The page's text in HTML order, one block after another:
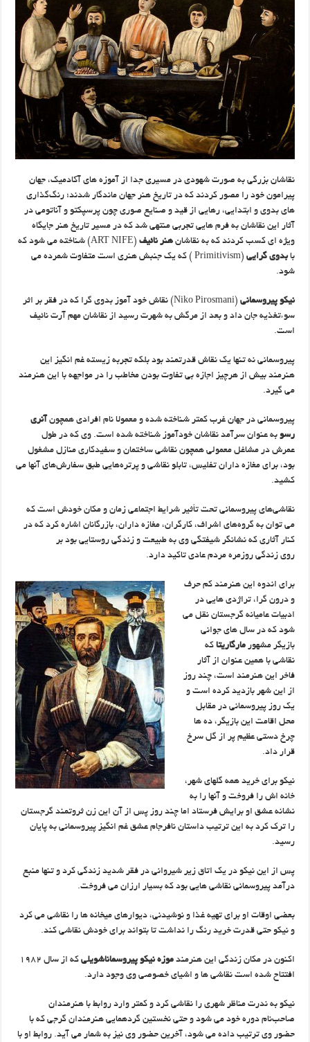
نقاشان بزرگی به صورت شهودی در مسیری جدا از آموزه های آکادمیک، جهان
پیرامون خود را مصور کردند که در تاریخ هنر جهان ماندگار شدند؛ رنگ‌گذاری
های بدوی و ابتدایی، رهایی از قید و صنایع صوری چون پرسپکتو و آناتومی در
آثار این نقاشان به فرم هایی تجربی منتهی شد که در مسیر تاریخ هنر جایگاه
ویژه ای کسب کردند که به نقاشانهنر نائیف
(ART NIFE) شناخته می شود که
بابدوی گرایی
(Primitivism ) که یک جنبش هنری است متفاوت شمرده می
شود.
نیکو پیروسمانی
(Niko Pirosmani) نقاش خود آموز بدوی گرا که در فقر بر اثر
سوءتغذیه جان داد و بعد از مرگش به شهرت رسید از نقاشان مهم آرت نائیف
است.
پیروسمانی نه تنها یک نقاش قدرتمند بود بلکه تجربه زیسته غم انگیز این
هنرمند بیش از هرچیز اجازه بی تفاوت بودن مخاطب را در مواجهه با این هنرمند
می گیرد.
پیروسمانی در جهان غرب کمتر شناخته شده و معمولا نام افرادی همچون آنری
رسو به عنوان سرآمد نقاشان خودآموز شناخته شده است. وی که در طول
عمرش در مشاغل معمولی همچون نقاشی ساختمان و سفیدکاری منازل مشغول
بود، برای مغازه داران تفلیس، تابلو نقاشی و پرتره‌هایی طبق سفارش‌های آنها می
کشید.
نقاشی‌های پیروسمانی تحت تأثیر شرایط اجتماعی زمان و مکان خودش ‌است که
می توان به گروه‌های اشراف، کارگران، مغازه داران، بازرگانان اشاره کرد که در
کنار آثاری که نشانگر شیفتگی وی به طبیعت و زندگی روستایی بود بر
روی زندگی روزمره مردم عادی تاکید دارد.
برای اندوه این هنرمند کم حرف
و درون گرا، تراژدی هایی در
ادبیات عامیانه گرجستان نقل می
شود که در سال های جوانی
بازیگر مشهورمارگاریتا که
نقاشی با همین عنوان از آثار
فاخر این هنرمند است، چند روز
از این شهر بازدید کرده است و
یک روز پیروسمانی در مقابل
محل اقامت این بازیگر، ده ها
چرخ دستی عظیم پر از گل سرخ
قرار داد.
نیکو برای خرید همه گلهای شهر،
خانه اش را فروخت و آنها را به
نشانه عشق او برایش فرستاد اما چند روز پس از آن این زن ثروتمند گرجستان
را ترک کرد به این ترتیب داستان نافرجام عشق غم انگیز پیروسمانی به پایان
رسید.
پس از این نیکو در یک اتاق زیر شیروانی در فقر شدید زندگی کرد و تنها منبع
درآمد پیروسمانی نقاشی هایی بود که بسیار ارزان می فروخت.
بعضی اوقات او برای تهیه غذا و نوشیدنی، دیوارهای میخانه ها را نقاشی می کرد
و نیکو حتی قدرت خرید رنگ را نداشت تا بتواند برای خودش نقاشی کند.
اکنون در مکان زندگی این هنرمندموزه نیکو پیروسماناشویلی
که از سال ۱۹۸۲
افتتاح شده است نقاشی ها و اشیای خصوصی وی وجود دارد.
نیکو به ندرت مناظر شهری را نقاشی کرد و کمتر وارد روابط با هنرمندان
صاحب‌نام دوره خود می شود و حتی نخستین گردهمایی هنرمندان گرجی که با
حضور وی ترتیب داده می شود، آخرین حضور وی نیز به شمار می آید. روابط او با